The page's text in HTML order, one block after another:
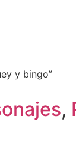
y bingo”
,